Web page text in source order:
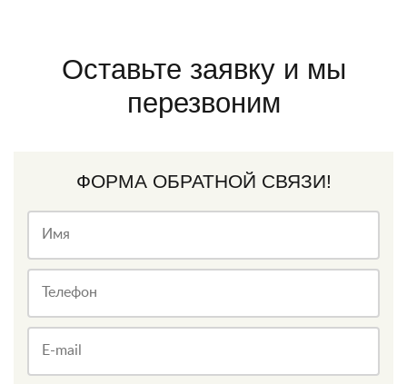
Оставьте заявку и мы
перезвоним
ФОРМА ОБРАТНОЙ СВЯЗИ!
Имя
Телефон
E-mail